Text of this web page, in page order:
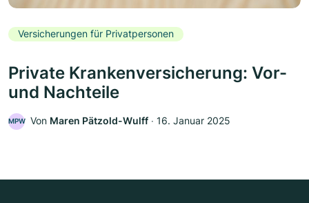
Versicherungen für Privatpersonen
Private Krankenversicherung: Vor-
und Nachteile
MPW Von Maren Pätzold-Wulff ‧ 16. Januar 2025